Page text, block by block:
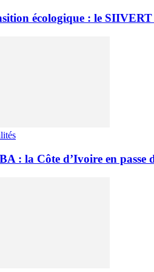
écologique : le
: la Côte d’Ivoire en